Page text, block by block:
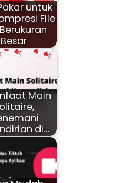
untuk
File
Berukuran
Besar
Main
di…